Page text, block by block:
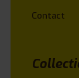
Contact